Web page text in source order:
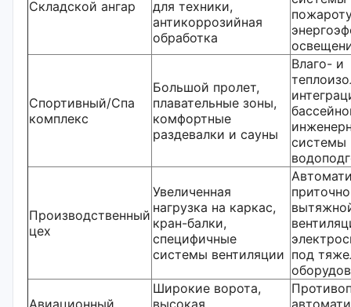
Складской ангар
для техники,
антикоррозийная
обработка
Спортивный/Спа
комплекс
Большой пролет,
плавательные зоны,
комфортные
раздевалки и сауны
Влаго- и
системы
Производственный
цех
Увеличенная
нагрузка на каркас,
кран-балки,
специфичные
системы вентиляции под
Авиационный
Широкие ворота,
высокая